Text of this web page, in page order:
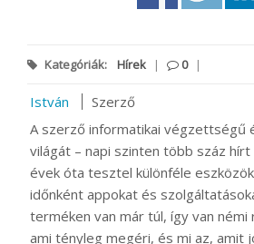
Kategóriák: Hírek | 0 |
István
Szerző
A szerző informatikai végzettségű
világát – napi szinten több száz
évek óta tesztel különféle
időnként appokat és
terméken van már túl, így van némi
ami tényleg megéri, és mi az, amit